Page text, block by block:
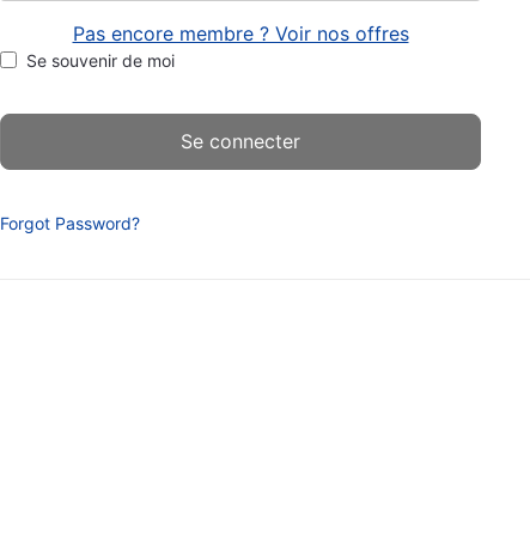
Pas encore membre ? Voir nos offres
Se souvenir de moi
Forgot Password?